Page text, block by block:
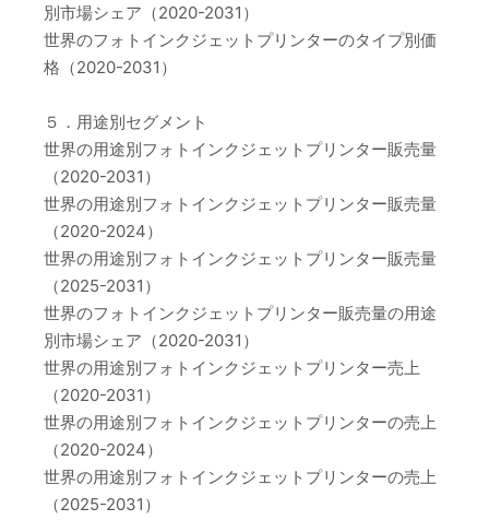
別市場シェア（2020-2031）
世界のフォトインクジェットプリンターのタイプ別価
格（2020-2031）
５．用途別セグメント
世界の用途別フォトインクジェットプリンター販売量
（2020-2031）
世界の用途別フォトインクジェットプリンター販売量
（2020-2024）
世界の用途別フォトインクジェットプリンター販売量
（2025-2031）
世界のフォトインクジェットプリンター販売量の用途
別市場シェア（2020-2031）
世界の用途別フォトインクジェットプリンター売上
（2020-2031）
世界の用途別フォトインクジェットプリンターの売上
（2020-2024）
世界の用途別フォトインクジェットプリンターの売上
（2025-2031）